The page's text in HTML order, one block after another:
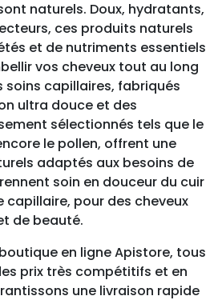
naturels. Doux, hydratants,
ces produits naturels
et de nutriments essentiels
vos cheveux tout au long
soins capillaires, fabriqués
ultra douce et des
sélectionnés tels que le
le pollen, offrent une
adaptés aux besoins de
soin en douceur du cuir
capillaire, pour des cheveux
de beauté.
en ligne Apistore, tous
prix très compétitifs et en
une livraison rapide